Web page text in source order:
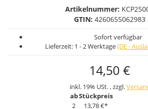
Artikelnummer:
GTIN: 4260655062983
Sofort verfügbar
Lieferzeit: 1 - 2 Werktage(DE -
14,50 €
inkl. 19% USt. , zzgl.
abStückpreis
2
13,78 €*